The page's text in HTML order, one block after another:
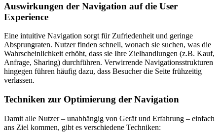
Auswirkungen der Navigation auf die User
Experience
Eine intuitive Navigation sorgt für Zufriedenheit und geringe
Absprungraten. Nutzer finden schnell, wonach sie suchen, was die
Wahrscheinlichkeit erhöht, dass sie Ihre Zielhandlungen (z.B. Kauf,
Anfrage, Sharing) durchführen. Verwirrende Navigationsstrukturen
hingegen führen häufig dazu, dass Besucher die Seite frühzeitig
verlassen.
Techniken zur Optimierung der Navigation
Damit alle Nutzer – unabhängig von Gerät und Erfahrung – einfach
ans Ziel kommen, gibt es verschiedene Techniken: